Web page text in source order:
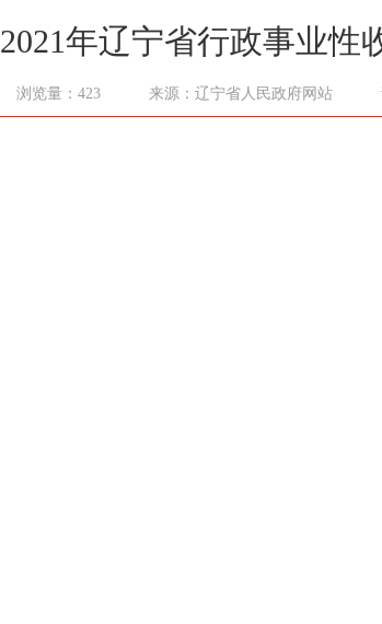
2021年辽宁省行政事业性
浏览量：423 来源：辽宁省人民政府网站